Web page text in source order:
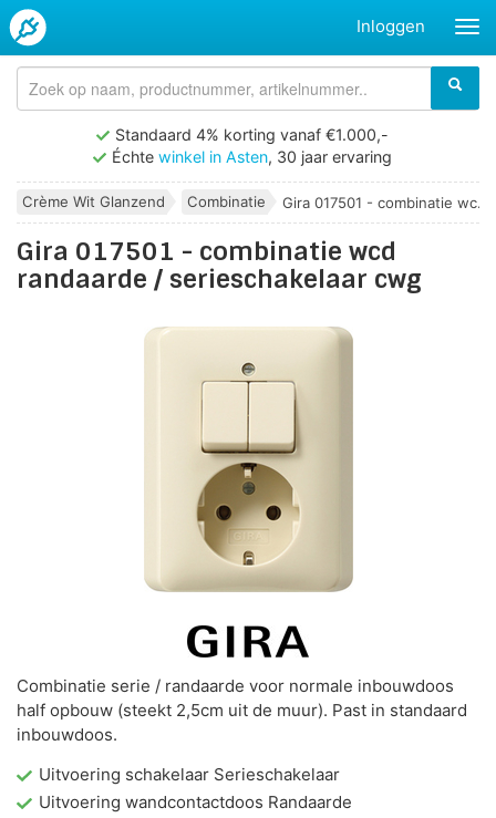
Inloggen
Standaard 4% korting vanaf €1.000,-
Échte winkel in Asten, 30 jaar ervaring
Crème Wit Glanzend Combinatie Gira 017501 - combinatie wc...
Gira 017501 - combinatie wcd
randaarde / serieschakelaar cwg
Combinatie serie / randaarde voor normale inbouwdoos
half opbouw (steekt 2,5cm uit de muur). Past in standaard
inbouwdoos.
Uitvoering schakelaar Serieschakelaar
Uitvoering wandcontactdoos Randaarde